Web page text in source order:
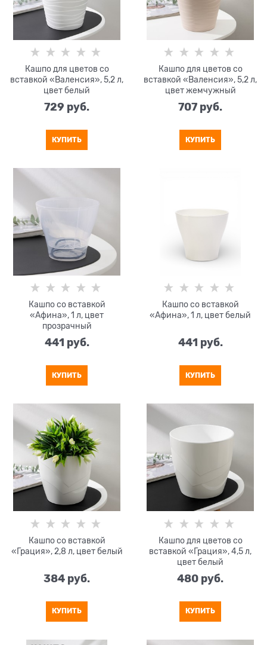
Кашпо для цветов со
вставкой «Валенсия», 5,2 л,
цвет белый
729 руб.
КУПИТЬ
Кашпо для цветов со
вставкой «Валенсия», 5,2 л,
цвет жемчужный
707 руб.
КУПИТЬ
Кашпо со вставкой
«Афина», 1 л, цвет
прозрачный
441 руб.
КУПИТЬ
Кашпо со вставкой
«Афина», 1 л, цвет белый
441 руб.
КУПИТЬ
Кашпо со вставкой
«Грация», 2,8 л, цвет белый
384 руб.
КУПИТЬ
Кашпо для цветов со
вставкой «Грация», 4,5 л,
цвет белый
480 руб.
КУПИТЬ